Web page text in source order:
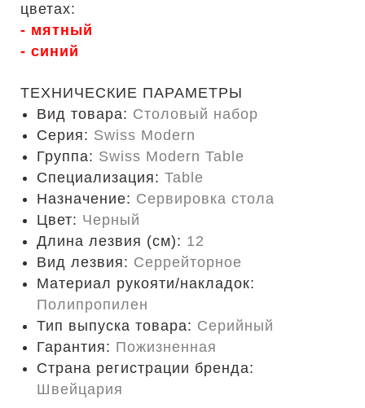
цветах:
- мятный
- синий
ТЕХНИЧЕСКИЕ ПАРАМЕТРЫ
Вид товара: Столовый набор
Серия: Swiss Modern
Группа: Swiss Modern Table
Специализация: Table
Назначение: Сервировка стола
Цвет: Черный
Длина лезвия (см): 12
Вид лезвия: Серрейторное
Материал рукояти/накладок:
Полипропилен
Тип выпуска товара: Серийный
Гарантия: Пожизненная
Страна регистрации бренда:
Швейцария